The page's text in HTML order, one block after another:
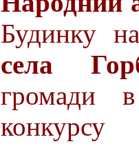
Будинку
села
громади
конкурсу